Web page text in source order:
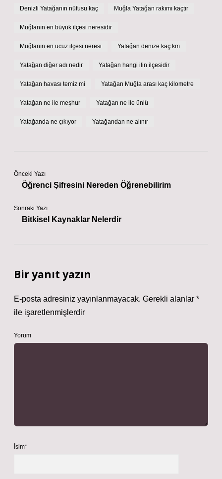
Denizli Yatağanın nüfusu kaç Muğla Yatağan rakımı kaçtır
Muğlanın en büyük ilçesi neresidir
Muğlanın en ucuz ilçesi neresi Yatağan denize kaç km
Yatağan diğer adı nedir Yatağan hangi ilin ilçesidir
Yatağan havası temiz mi Yatağan Muğla arası kaç kilometre
Yatağan ne ile meşhur Yatağan ne ile ünlü
Yatağanda ne çıkıyor Yatağandan ne alınır
Önceki Yazı
Öğrenci Şifresini Nereden Öğrenebilirim
Sonraki Yazı
Bitkisel Kaynaklar Nelerdir
Bir yanıt yazın
E-posta adresiniz yayınlanmayacak. Gerekli alanlar *
ile işaretlenmişlerdir
Yorum
İsim*